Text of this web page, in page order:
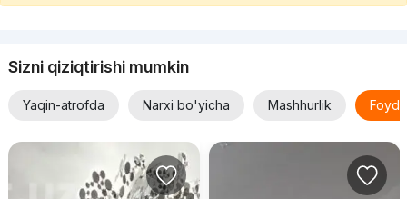
Sizni qiziqtirishi mumkin
Yaqin-atrofda Narxi bo'yicha Mashhurlik